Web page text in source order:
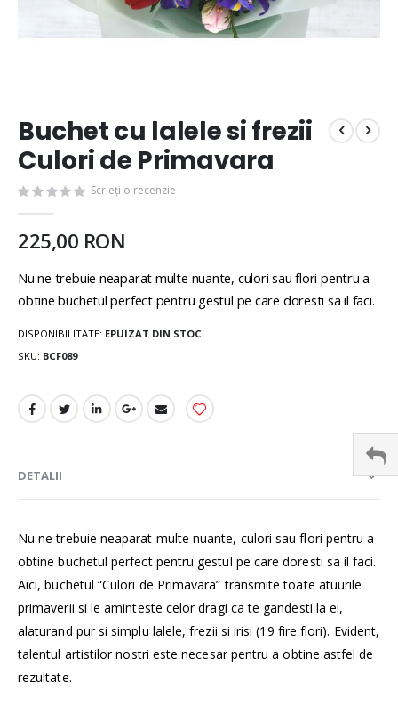
Buchet cu lalele si frezii
Culori de Primavara
Scrieți o recenzie
225,00 RON
Nu ne trebuie neaparat multe nuante, culori sau flori pentru a
obtine buchetul perfect pentru gestul pe care doresti sa il faci.
DISPONIBILITATE: EPUIZAT DIN STOC
SKU BCF089
DETALII
Nu ne trebuie neaparat multe nuante, culori sau flori pentru a
obtine buchetul perfect pentru gestul pe care doresti sa il faci.
Aici, buchetul “Culori de Primavara” transmite toate atuurile
primaverii si le aminteste celor dragi ca te gandesti la ei,
alaturand pur si simplu lalele, frezii si irisi (19 fire flori). Evident,
talentul artistilor nostri este necesar pentru a obtine astfel de
rezultate.